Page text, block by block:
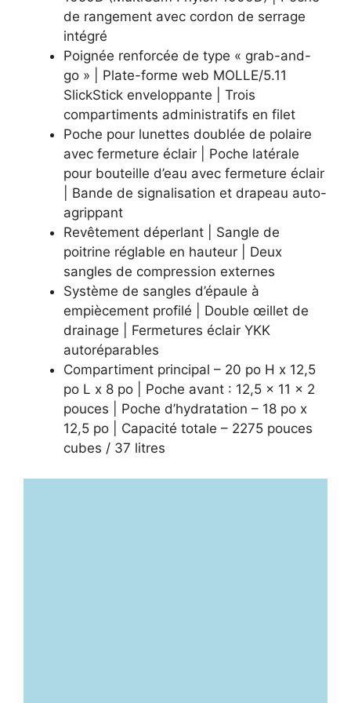
de rangement avec cordon de serrage
intégré
Poignée renforcée de type « grab-and-
go » | Plate-forme web MOLLE/5.11
SlickStick enveloppante | Trois
compartiments administratifs en filet
Poche pour lunettes doublée de polaire
avec fermeture éclair | Poche latérale
pour bouteille d’eau avec fermeture éclair
| Bande de signalisation et drapeau auto-
agrippant
Revêtement déperlant | Sangle de
poitrine réglable en hauteur | Deux
sangles de compression externes
Système de sangles d’épaule à
empiècement profilé | Double œillet de
drainage | Fermetures éclair YKK
autoréparables
Compartiment principal – 20 po H x 12,5
po L x 8 po | Poche avant : 12,5 x 11 x 2
pouces | Poche d’hydratation – 18 po x
12,5 po | Capacité totale – 2275 pouces
cubes / 37 litres